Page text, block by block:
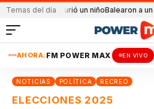
Temas del día
murió un niño Balearon a un hombre
AHORA: FM POWER MAX EN VIVO
NOTICIAS POLÍTICA RECREO
ELECCIONES 2025